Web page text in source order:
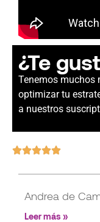
¿Te
Tenemos muchos
optimizar tu
a nuestros
Andrea de
Leer más »